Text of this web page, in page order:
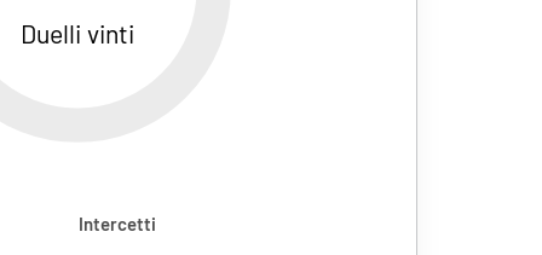
Duelli vinti
Intercetti